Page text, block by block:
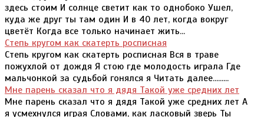
здесь стоим И солнце светит как то однобоко Ушел,
куда же друг ты там один И в 40 лет, когда вокруг
цветёт Когда все только начинает жить...
Степь кругом как скатерть росписная
Степь кругом как скатерть росписная Вся в траве
пожухлой от дождя Я стою где молодость играла Где
мальчонкой за судьбой гонялся я Читать далее.........
Мне парень сказал что я дядя Такой уже средних лет
Мне парень сказал что я дядя Такой уже средних лет А
я усмехнулся играя Словами, как ласковый зверь Ты